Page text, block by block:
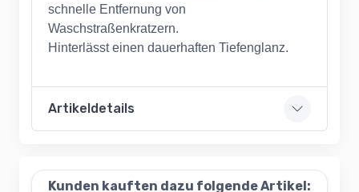
schnelle Entfernung von
Waschstraßenkratzern.
Hinterlässt einen dauerhaften Tiefenglanz.
Artikeldetails
Kunden kauften dazu folgende Artikel: